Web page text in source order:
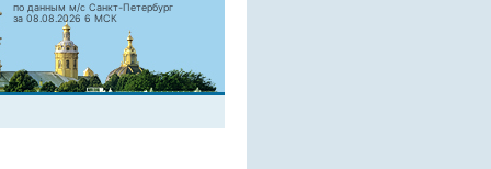
по данным м/с Санкт-Петербург
за 08.08.2026 6 МСК